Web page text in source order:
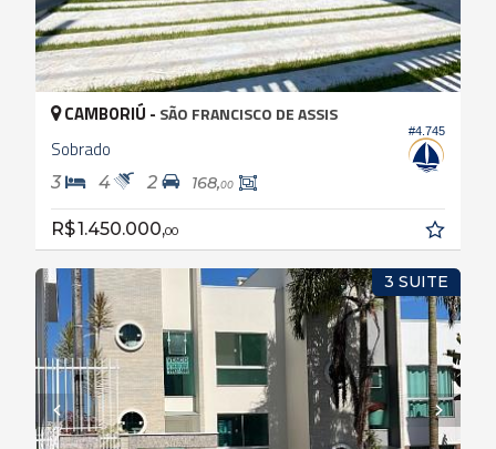
#4.745
CAMBORIÚ - SÃO FRANCISCO DE ASSIS
Sobrado
3 4 2 168,00
R$ 1.450.000,00
3 SUITE